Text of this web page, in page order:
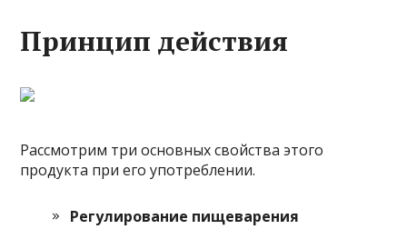
Принцип действия
Рассмотрим три основных свойства этого
продукта при его употреблении.
Регулирование пищеварения